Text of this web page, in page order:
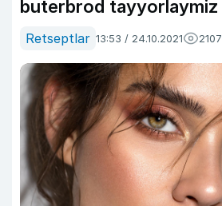
buterbrod tayyorlaymiz
Retseptlar 13:53 / 24.10.2021 2107